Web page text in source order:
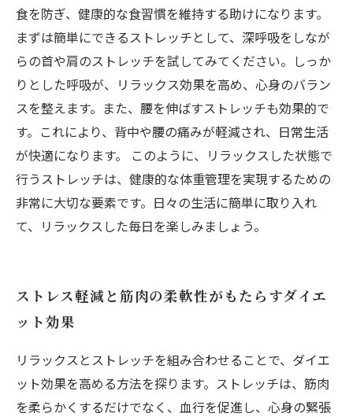
食を防ぎ、健康的な食習慣を維持する助けになります。
まずは簡単にできるストレッチとして、深呼吸をしなが
らの首や肩のストレッチを試してみてください。しっか
りとした呼吸が、リラックス効果を高め、心身のバラン
スを整えます。また、腰を伸ばすストレッチも効果的で
す。これにより、背中や腰の痛みが軽減され、日常生活
が快適になります。 このように、リラックスした状態で
行うストレッチは、健康的な体重管理を実現するための
非常に大切な要素です。日々の生活に簡単に取り入れ
て、リラックスした毎日を楽しみましょう。
ストレス軽減と筋肉の柔軟性がもたらすダイエ
ット効果
リラックスとストレッチを組み合わせることで、ダイエ
ット効果を高める方法を探ります。ストレッチは、筋肉
を柔らかくするだけでなく、血行を促進し、心身の緊張